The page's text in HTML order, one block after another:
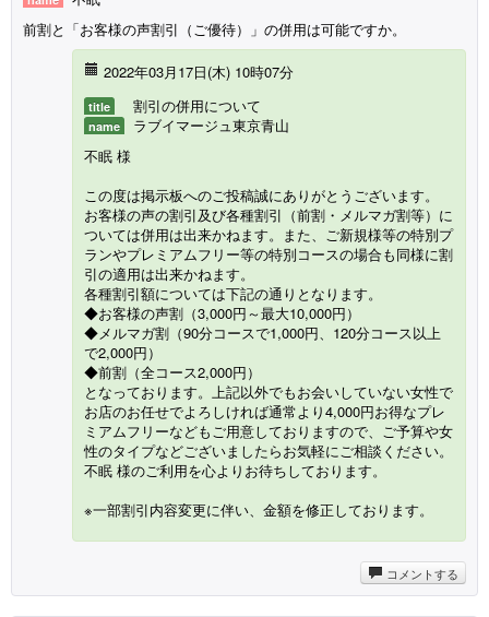
前割と「お客様の声割引（ご優待）」の併用は可能ですか。
2022年03月17日(木) 10時07分
title 割引の併用について
name
ラブイマージュ東京青山
不眠 様
この度は掲示板へのご投稿誠にありがとうございます。
お客様の声の割引及び各種割引（前割・メルマガ割等）に
ついては併用は出来かねます。また、ご新規様等の特別プ
ランやプレミアムフリー等の特別コースの場合も同様に割
引の適用は出来かねます。
各種割引額については下記の通りとなります。
◆お客様の声割（3,000円～最大10,000円）
◆メルマガ割（90分コースで1,000円、120分コース以上
で2,000円）
◆前割（全コース2,000円）
となっております。上記以外でもお会いしていない女性で
お店のお任せでよろしければ通常より4,000円お得なプレ
ミアムフリーなどもご用意しておりますので、ご予算や女
性のタイプなどございましたらお気軽にご相談ください。
不眠 様のご利用を心よりお待ちしております。
※一部割引内容変更に伴い、金額を修正しております。
コメントする